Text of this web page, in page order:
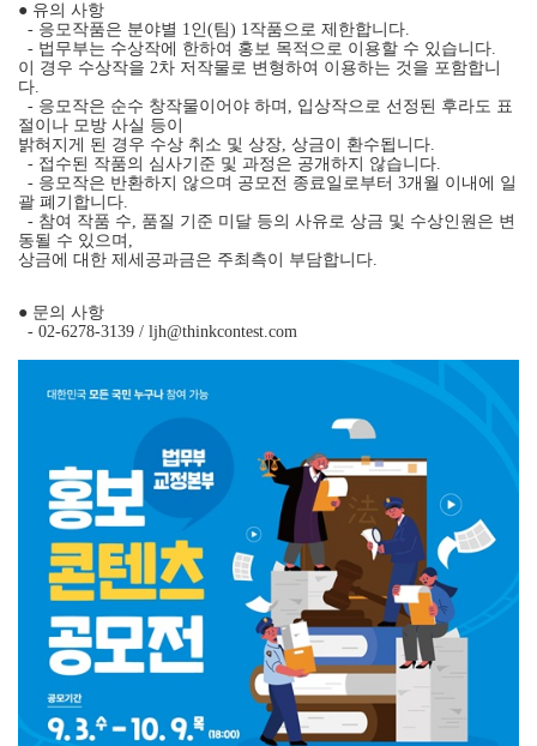
● 유의 사항
- 응모작품은 분야별 1인(팀) 1작품으로 제한합니다.
- 법무부는 수상작에 한하여 홍보 목적으로 이용할 수 있습니다.
이 경우 수상작을 2차 저작물로 변형하여 이용하는 것을 포함합니
다.
- 응모작은 순수 창작물이어야 하며, 입상작으로 선정된 후라도 표
절이나 모방 사실 등이
밝혀지게 된 경우 수상 취소 및 상장, 상금이 환수됩니다.
- 접수된 작품의 심사기준 및 과정은 공개하지 않습니다.
- 응모작은 반환하지 않으며 공모전 종료일로부터 3개월 이내에 일
괄 폐기합니다.
- 참여 작품 수, 품질 기준 미달 등의 사유로 상금 및 수상인원은 변
동될 수 있으며,
상금에 대한 제세공과금은 주최측이 부담합니다.
● 문의 사항
- 02-6278-3139 / ljh@thinkcontest.com